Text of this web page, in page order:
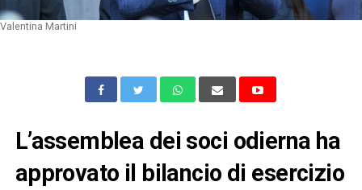
Valentina Martini
L’assemblea dei soci odierna ha
approvato il bilancio di esercizio